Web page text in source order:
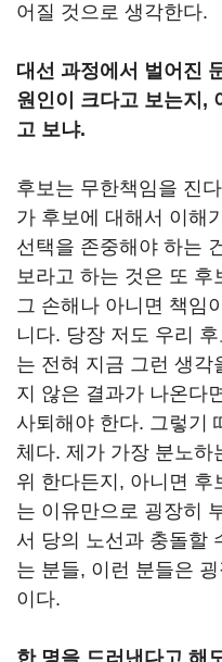
어질 것으로 생각한다.
대선 과정에서 벌어진
원인이 크다고 보는지,
고 보냐.
후보는 무한책임을 진
가 후보에 대해서 이해
선택을 존중해야 하는
보라고 하는 것은 또 후
그 손해나 아니면 책임
니다. 당장 저도 우리
는 전혀 지금 그런 생각
지 않은 결과가 나온다
사퇴해야 한다. 그렇기
체다. 제가 가장 분노하
위 한다든지, 아니면
는 이유만으로 굉장히
서 당의 노선과 충돌할
는 분들, 이런 분들은
이다.
한 명을 드러낸다고 해